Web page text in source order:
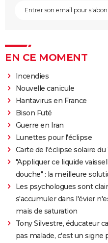
EN CE MOMENT
Incendies
Nouvelle canicule
Hantavirus en France
Bison Futé
Guerre en Iran
Lunettes pour l'éclipse
Carte de l'éclipse solaire du
"Appliquer ce liquide
douche" : la meilleure
Les psychologues sont
s'accumuler dans l'évier
mais de saturation
Tony Silvestre, éducateur
pas malade, c'est un signe